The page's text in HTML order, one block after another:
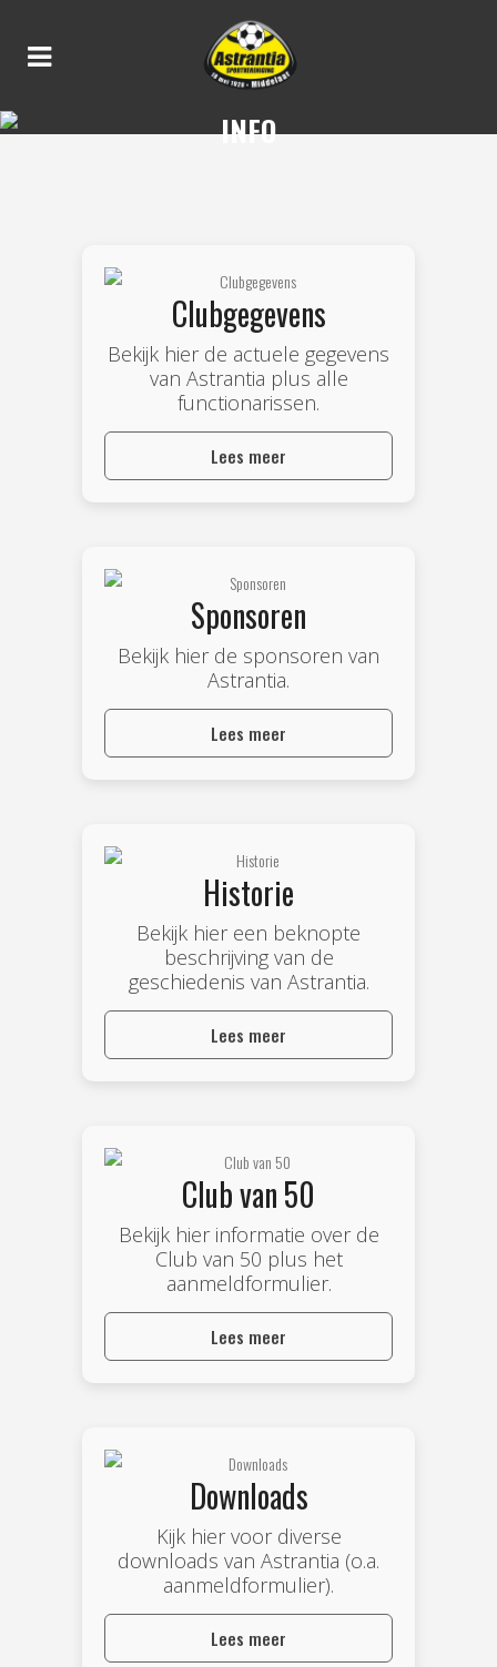
INFO
Clubgegevens
Bekijk hier de actuele gegevens
van Astrantia plus alle
functionarissen.
Lees meer
Sponsoren
Bekijk hier de sponsoren van
Astrantia.
Lees meer
Historie
Bekijk hier een beknopte
beschrijving van de
geschiedenis van Astrantia.
Lees meer
Club van 50
Bekijk hier informatie over de
Club van 50 plus het
aanmeldformulier.
Lees meer
Downloads
Kijk hier voor diverse
downloads van Astrantia (o.a.
aanmeldformulier).
Lees meer